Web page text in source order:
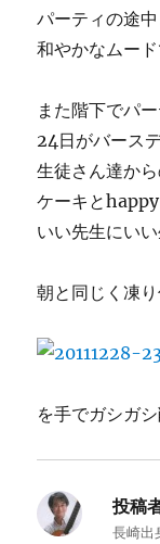
パーティの途
和やかなムー
また階下でパ
24日がバース
生徒さん達から
ケーキと
いい先生にいい
朝と同じく凍
を手でガシガ
投稿
長崎出